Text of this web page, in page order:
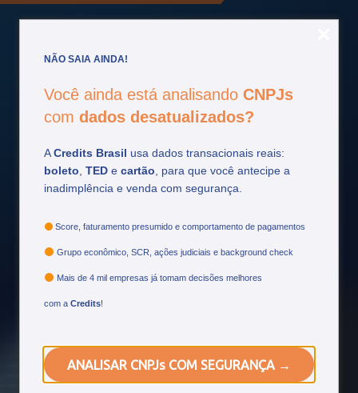
NÃO SAIA AINDA!
Você ainda está analisando CNPJs
com dados desatualizados?
ACredits Brasil usa dados transacionais reais:
boleto TED e cartão , para que você antecipe a
inadimplência e venda com segurança.
Score, faturamento presumido e comportamento de pagamentos
Grupo econômico, SCR, ações judiciais e background check
Mais de 4 mil empresas já tomam decisões melhores
com a Credits!
ANALISAR CNPJs COM SEGURANÇA →
Fique por dentro
financeiro e tome decisões mais estratégicas.